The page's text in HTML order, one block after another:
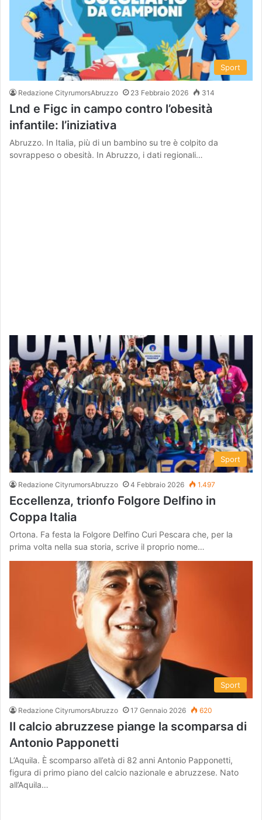
Sport
Redazione CityrumorsAbruzzo 23 Febbraio 2026 314
Lnd e Figc in campo contro l’obesità
infantile: l’iniziativa
Abruzzo. In Italia, più di un bambino su tre è colpito da
sovrappeso o obesità. In Abruzzo, i dati regionali…
Sport
Redazione CityrumorsAbruzzo 4 Febbraio 2026 1.497
Eccellenza, trionfo Folgore Delfino in
Coppa Italia
Ortona. Fa festa la Folgore Delfino Curi Pescara che, per la
prima volta nella sua storia, scrive il proprio nome…
Sport
Redazione CityrumorsAbruzzo 17 Gennaio 2026 620
Il calcio abruzzese piange la scomparsa di
Antonio Papponetti
L’Aquila. È scomparso all’età di 82 anni Antonio Papponetti,
figura di primo piano del calcio nazionale e abruzzese. Nato
all’Aquila…